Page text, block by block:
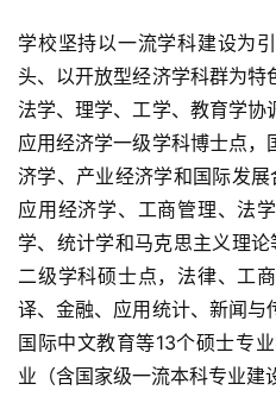
学校坚持以一流学科建设为
头、以开放型经济学科群为特
法学、理学、工学、教育学协
应用经济学一级学科博士点
济学、产业经济学和国际发展
应用经济学、工商管理、法
学、统计学和马克思主义理
二级学科硕士点，法律、工
译、金融、应用统计、新闻与
国际中文教育等13个硕士专
业（含国家级一流本科专业建